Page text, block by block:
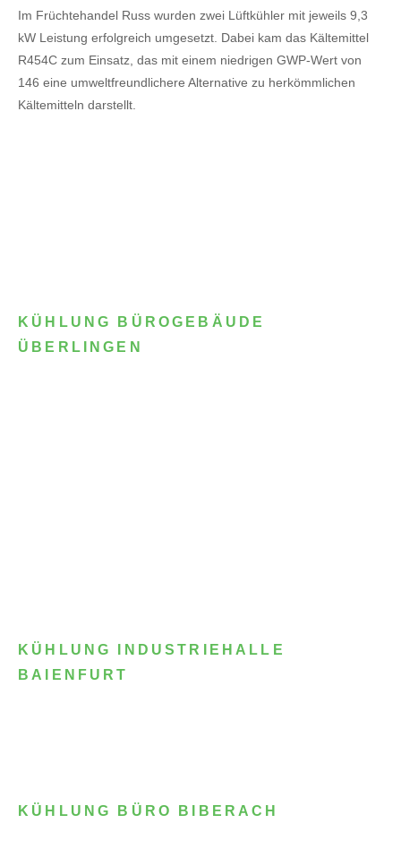
Im Früchtehandel Russ wurden zwei Lüftkühler mit jeweils 9,3
kW Leistung erfolgreich umgesetzt. Dabei kam das Kältemittel
R454C zum Einsatz, das mit einem niedrigen GWP-Wert von
146 eine umweltfreundlichere Alternative zu herkömmlichen
Kältemitteln darstellt.
KÜHLUNG BÜROGEBÄUDE
ÜBERLINGEN
KÜHLUNG INDUSTRIEHALLE
BAIENFURT
KÜHLUNG BÜRO BIBERACH